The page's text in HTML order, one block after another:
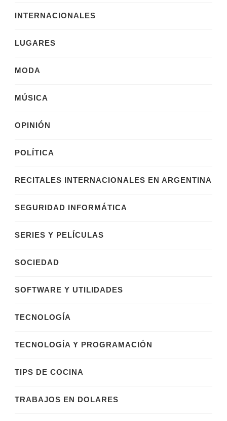
INTERNACIONALES
LUGARES
MODA
MÚSICA
OPINIÓN
POLÍTICA
RECITALES INTERNACIONALES EN ARGENTINA
SEGURIDAD INFORMÁTICA
SERIES Y PELÍCULAS
SOCIEDAD
SOFTWARE Y UTILIDADES
TECNOLOGÍA
TECNOLOGÍA Y PROGRAMACIÓN
TIPS DE COCINA
TRABAJOS EN DOLARES